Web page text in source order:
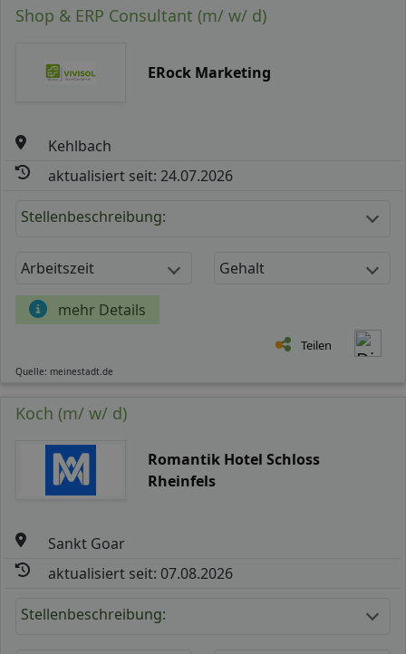
Shop & ERP Consultant (m/ w/ d)
ERock Marketing
Kehlbach
aktualisiert seit: 24.07.2026
Stellenbeschreibung:
Arbeitszeit Gehalt
mehr Details
Teilen
Quelle: meinestadt.de
Koch (m/ w/ d)
Romantik Hotel Schloss
Rheinfels
Sankt Goar
aktualisiert seit: 07.08.2026
Stellenbeschreibung: